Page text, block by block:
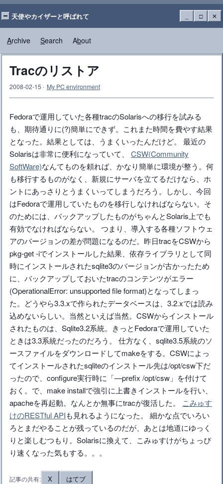
天使やカイザーと呼ばれて □ ✕
Archive Search About
Tracのリストア
2008-02-15 · My PC environment
Fedoraで運用していた各種tracのSolarisへの移行を試みる
も、期待通りに(?)簡単にできず。これまた時間を費やす結果
となった。結果としては、うまくいったんだけど。 最近の
Solarisは非常に便利になっていて、 CSW(Community
SoftWare)なんてものを頼れば、かなり簡単に環境が整う。何
も移行するものがなく、新規にサーバを立てるだけなら、ホ
ントにあっさりとうまくいってしまうだろう。しかし、今回
はFedoraで運用していたものを移行しなければならない。そ
のためには、バックアップしたものがちゃんとSolaris上でも
有効でなければならない。 つまり、導入する各種ソフトウェ
アのバージョンの差が問題になるのだ。昨日tracをCSWから
pkg-get -iでインストールした結果、依存ライブラリとして同
時にインストールされたsqlite3のバージョンが古かったため
に、バックアップしておいたtracのコンテンツがエラー
(OperationalError: unsupported file format)となってしまっ
た。どうやら3.3.xで作られたデータベースは、3.2.xでは読み
込めないらしい。当然といえば当然。CSWからインストール
されたものは、Sqlite3.2系統。きっとFedoraで運用していた
ときは3.3系統だったのだろう。 仕方なく、sqlite3.5系統のソ
ースファイルをダウンロードしてmakeをする。CSWによっ
てインストールされたsqliteのインストール先は/opt/csw下だ
ったので、configure実行時に「—prefix /opt/csw」を付けて
おく。で、make installで強引に上書きインストールを行い、
apacheを再起動。なんとか無事にtracが復活した。 こみゅす
けのRESTful APIも見れるようになった。 細かな点でいろい
ろとまだやることが残っているのだが、あとは地道にゆっく
りと楽しむつもり。Solarisに換えて、こみゅすけがちょっぴ
り速くなった気もする。。。
記事の共有: X はてブ